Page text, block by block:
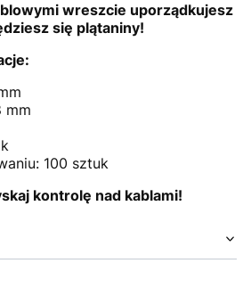
wreszcie uporządkujesz
się plątaniny!
mm
100 sztuk
kontrolę nad kablami!